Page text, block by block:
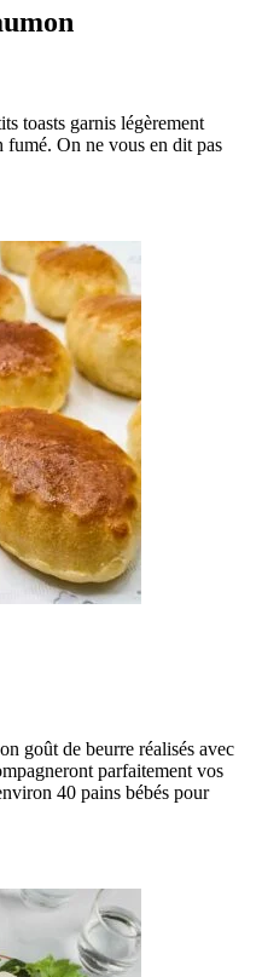
toasts garnis légèrement
fumé. On ne vous en dit pas
goût de beurre réalisés avec
parfaitement vos
40 pains bébés pour